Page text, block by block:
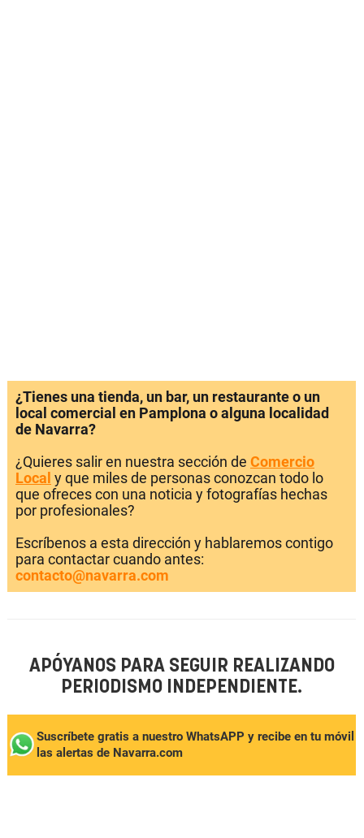
¿Tienes una tienda, un bar, un restaurante o un
local comercial en Pamplona o alguna localidad
de Navarra?
¿Quieres salir en nuestra sección de Comercio
Local y que miles de personas conozcan todo lo
que ofreces con una noticia y fotografías hechas
por profesionales?
Escríbenos a esta dirección y hablaremos contigo
para contactar cuando antes:
contacto@navarra.com
APÓYANOS PARA SEGUIR REALIZANDO
PERIODISMO INDEPENDIENTE.
Suscríbete gratis a nuestro WhatsAPP y recibe en tu móvil
las alertas de Navarra.com